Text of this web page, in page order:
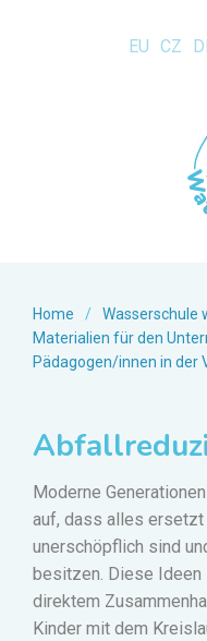
EU CZ
Home / Wasserschule
Materialien für den
Pädagogen/innen in der
Moderne
auf, dass alles ersetzt
unerschöpflich sind
besitzen. Diese
direktem
Kinder mit dem